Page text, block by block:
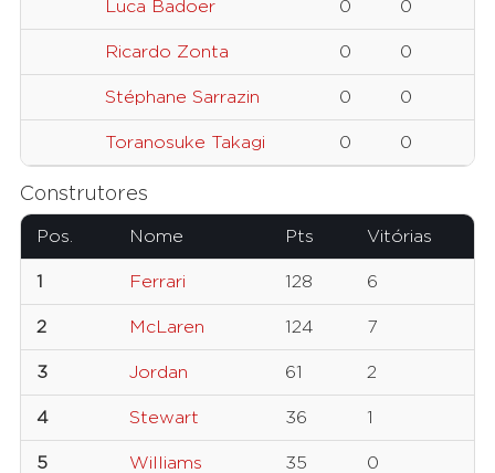
Luca Badoer 0 0
Ricardo Zonta 0 0
Stéphane Sarrazin 0 0
Toranosuke Takagi 0 0
Construtores
Pos. Nome Pts Vitórias
1 Ferrari 128 6
2 McLaren 124 7
3 Jordan 61 2
4 Stewart 36 1
5 Williams 35 0